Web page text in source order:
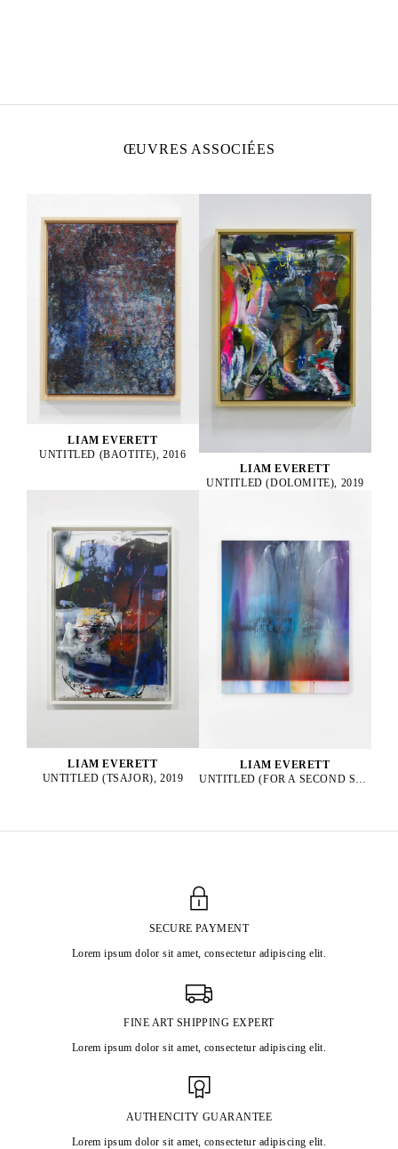
ŒUVRES ASSOCIÉES
LIAM EVERETT
UNTITLED (BAOTITE), 2016
LIAM EVERETT
UNTITLED (DOLOMITE), 2019
LIAM EVERETT
UNTITLED (TSAJOR), 2019
LIAM EVERETT
SECURE PAYMENT
Lorem ipsum dolor sit amet, consectetur adipiscing elit.
FINE ART SHIPPING EXPERT
Lorem ipsum dolor sit amet, consectetur adipiscing elit.
AUTHENCITY GUARANTEE
Lorem ipsum dolor sit amet, consectetur adipiscing elit.